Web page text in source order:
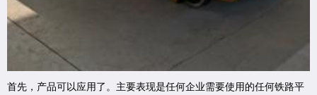
首先，产品可以应用了。主要表现是任何企业需要使用的任何铁路平